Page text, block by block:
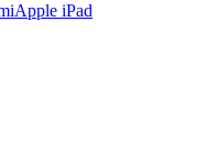
Apple iPad